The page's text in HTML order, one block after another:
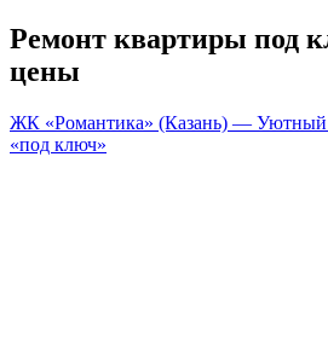
Ремонт квартиры под
цены
ЖК «Романтика» (Казань) — Уютный
«под ключ»